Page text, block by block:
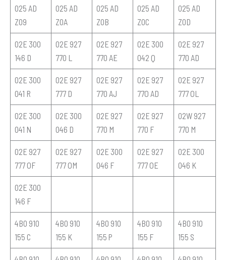
025 AD
Z09
025 AD
Z0A
025 AD
Z0B
025 AD
Z0C
025 AD
Z0D
02E 300
146 D
02E 927
770 L
02E 927
770 AE
02E 300
042 Q
02E 927
770 AD
02E 300
041 R
02E 927
777 D
02E 927
770 AJ
02E 927
77O AD
02E 927
777 OL
02E 300
041 N
02E 300
046 D
02E 927
770 M
02E 927
770 F
02W 927
770 M
02E 927
777 OF
02E 927
777 OM
02E 300
046 F
02E 927
777 OE
02E 300
046 K
02E 300
146 F
4B0 910
155 C
4B0 910
155 K
4B0 910
155 P
4B0 910
155 F
4B0 910
155 S